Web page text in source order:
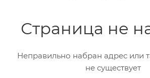
Страница не
Неправильно набран адрес или
не существует